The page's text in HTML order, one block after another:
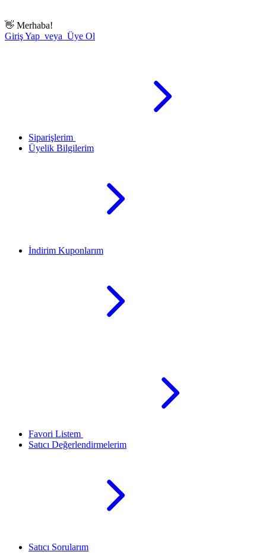
👋 Merhaba!
Giriş Yap veya Üye Ol
Siparişlerim
Üyelik Bilgilerim
İndirim Kuponlarım
Favori Listem
Satıcı Değerlendirmelerim
Satıcı Sorularım